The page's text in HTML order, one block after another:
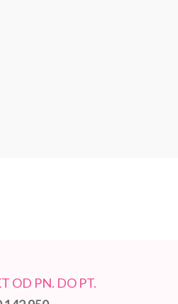
OD PN. DO PT.